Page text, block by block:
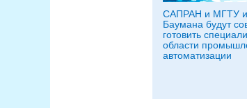
САПРАН и МГТУ
Баумана будут
готовить
области
автоматизации